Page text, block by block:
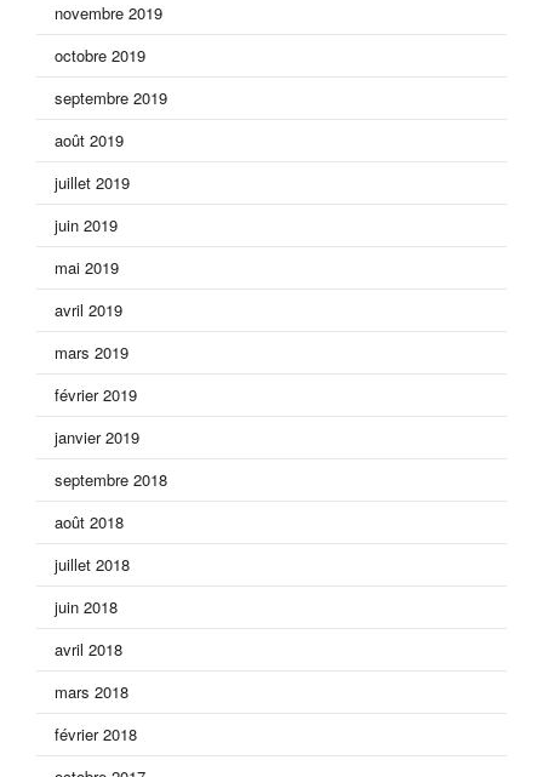
novembre 2019
octobre 2019
septembre 2019
août 2019
juillet 2019
juin 2019
mai 2019
avril 2019
mars 2019
février 2019
janvier 2019
septembre 2018
août 2018
juillet 2018
juin 2018
avril 2018
mars 2018
février 2018